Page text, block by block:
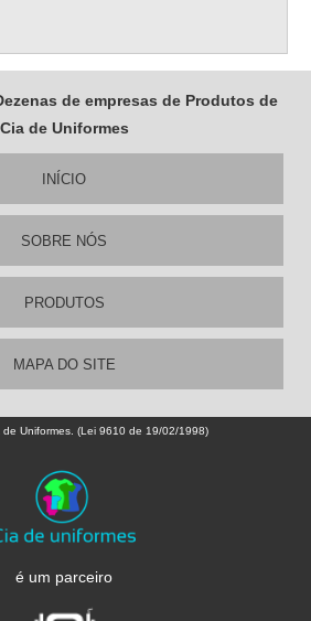
de empresas de Produtos de
Cia de Uniformes
INÍCIO
SOBRE NÓS
PRODUTOS
MAPA DO SITE
de Uniformes. (Lei 9610 de 19/02/1998)
é um parceiro